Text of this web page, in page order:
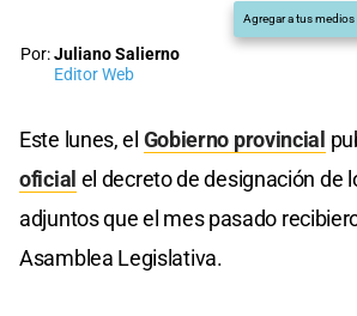
Agregar a tus
Por:Juliano Salierno
Editor Web
Este lunes, el Gobierno provincial
oficial el decreto de designación de
adjuntos que el mes pasado
Asamblea Legislativa.